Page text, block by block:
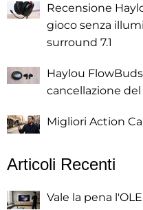
Recensione
gioco senza
surround 7.1
Haylou
cancellazione
Migliori Action
Articoli Recenti
Vale la pena